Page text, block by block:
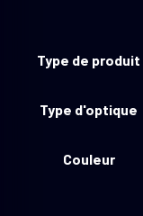
Type de produit
Type d'optique
Couleur